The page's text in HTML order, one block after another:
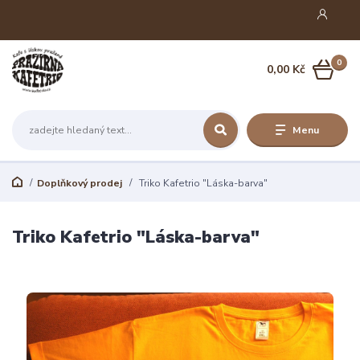
Menu
0
0,00 Kč
Doplňkový prodej Triko Kafetrio "Láska-barva"
Triko Kafetrio "Láska-barva"